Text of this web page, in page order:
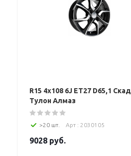
R15 4x108 6J ET27 D65,1 Скад
Тулон Алмаз
>20 шт. Арт : 2030105
9028 руб.